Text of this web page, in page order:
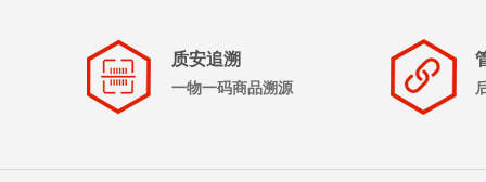
质安追溯
一物一码商品溯源